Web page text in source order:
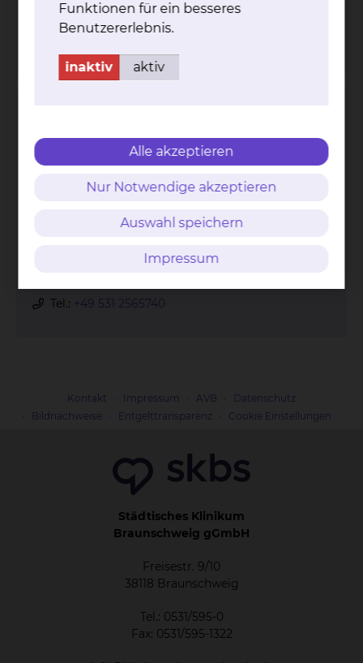
Trifftweg 73, 38118 Braunschweig
Tel.: +49 531 2565740
Kontakt Impressum AVB
Datenschutz
Bildnachweise
Entgelttransparenz Cookie Einstellungen
Städtisches Klinikum
Braunschweig gGmbH
Freisestr. 9/10
38118 Braunschweig
Tel.: 0531/595-0
Fax: 0531/595-1322
Funktionen für ein besseres
Benutzererlebnis.
inaktiv aktiv
Alle akzeptieren
Nur Notwendige akzeptieren
Auswahl speichern
Impressum